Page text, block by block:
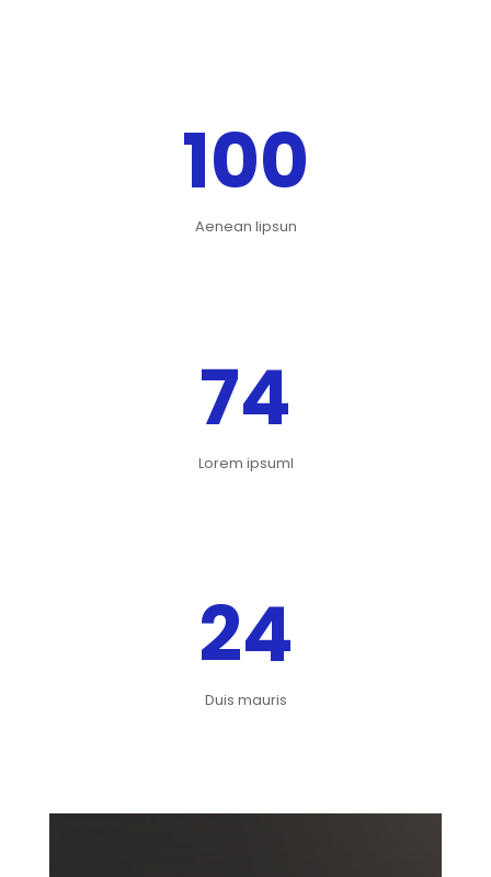
100
Aenean lipsun
74
Lorem ipsumI
24
Duis mauris